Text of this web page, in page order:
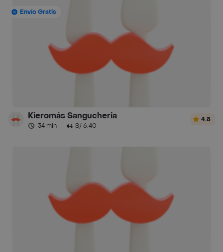
Envío Gratis
Kieromás Sangucheria
34 min · S/ 6.40
4.8